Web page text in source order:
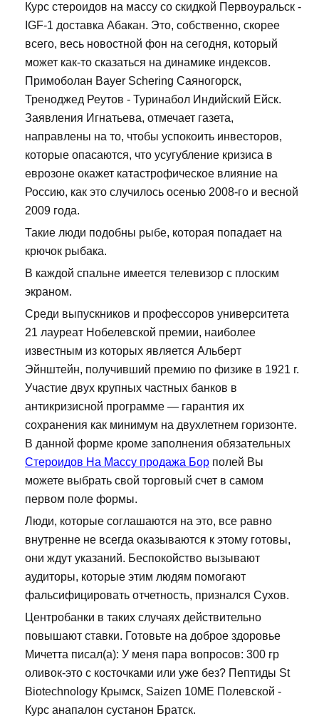
Курс стероидов на массу со скидкой Первоуральск -
IGF-1 доставка Абакан. Это, собственно, скорее
всего, весь новостной фон на сегодня, который
может как-то сказаться на динамике индексов.
Примоболан Bayer Schering Саяногорск,
Треноджед Реутов - Туринабол Индийский Ейск.
Заявления Игнатьева, отмечает газета,
направлены на то, чтобы успокоить инвесторов,
которые опасаются, что усугубление кризиса в
еврозоне окажет катастрофическое влияние на
Россию, как это случилось осенью 2008-го и весной
2009 года.
Такие люди подобны рыбе, которая попадает на
крючок рыбака.
В каждой спальне имеется телевизор с плоским
экраном.
Среди выпускников и профессоров университета
21 лауреат Нобелевской премии, наиболее
известным из которых является Альберт
Эйнштейн, получивший премию по физике в 1921 г.
Участие двух крупных частных банков в
антикризисной программе — гарантия их
сохранения как минимум на двухлетнем горизонте.
В данной форме кроме заполнения обязательных
Стероидов На Массу продажа Бор полей Вы
можете выбрать свой торговый счет в самом
первом поле формы.
Люди, которые соглашаются на это, все равно
внутренне не всегда оказываются к этому готовы,
они ждут указаний. Беспокойство вызывают
аудиторы, которые этим людям помогают
фальсифицировать отчетность, признался Сухов.
Центробанки в таких случаях действительно
повышают ставки. Готовьте на доброе здоровье
Мичетта писал(а): У меня пара вопросов: 300 гр
оливок-это с косточками или уже без? Пептиды St
Biotechnology Крымск, Saizen 10ME Полевской -
Курс анапалон сустанон Братск.